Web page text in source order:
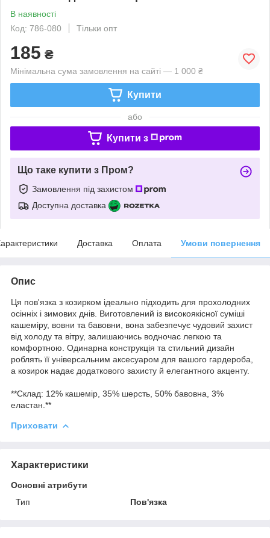
В наявності
Код: 786-080
Тільки опт
185 ₴
Мінімальна сума замовлення на сайті — 1 000 ₴
Купити
або
Купити з
Що таке купити з Пром?
Замовлення під захистом
Доступна доставка
Доставка Оплата Умови повернення
Опис
Ця пов'язка з козирком ідеально підходить для прохолодних
осінніх і зимових днів. Виготовлений із високоякісної суміші
кашеміру, вовни та бавовни, вона забезпечує чудовий захист
від холоду та вітру, залишаючись водночас легкою та
комфортною. Одинарна конструкція та стильний дизайн
роблять її універсальним аксесуаром для вашого гардероба,
а козирок надає додаткового захисту й елегантного акценту.
**Склад: 12% кашемір, 35% шерсть, 50% бавовна, 3%
еластан.**
Приховати
Характеристики
Основні атрибути
Тип
Пов'язка